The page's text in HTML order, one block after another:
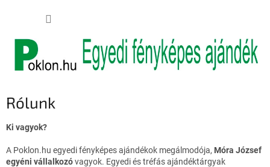
tartalomhoz
Rólunk
Ki vagyok?
A Poklon.hu egyedi fényképes ajándékok megálmodója, Móra József
egyéni vállalkozóvagyok. Egyedi és tréfás ajándéktárgyak